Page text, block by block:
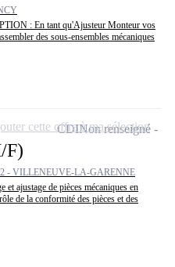
: En tant qu'Ajusteur Monteur vos
des sous-ensembles mécaniques
F)
- VILLENEUVE-LA-GARENNE
ajustage de pièces mécaniques en
de la conformité des pièces et des
CDINon renseigné
cette offre à ma sélection